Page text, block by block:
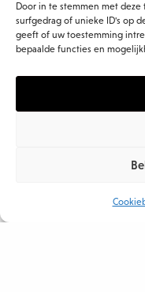
Door in te stemmen met
surfgedrag of unieke ID's op
geeft of uw toestemming
bepaalde functies en
Gerelateerde blogs